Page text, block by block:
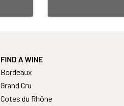
FIND A WINE
Bordeaux
Grand Cru
Cotes du Rhône